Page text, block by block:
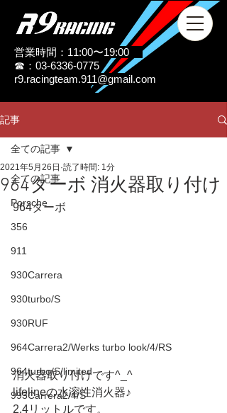
営業時間：11:00〜19:00
☎：03-6336-0775
r9.racingteam.911@gmail.com
記事
全ての記事
Porsche
356
911
930Carrera
930turbo/S
930RUF
964Carrera2/Werks turbo look/4/RS
964turbo/S/limited
993Carrera2/4/S
全ての記事
964ターボ 消火器取り付け
2021年5月26日 読了時間: 1分
964ターボ
消火器取り付けです^_^
lifelineの水溶性消火器♪
2.4リットルです。